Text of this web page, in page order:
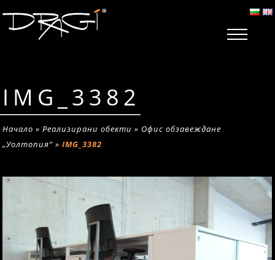
IMG_3382
Начало »Реализирани обекти » Офис обзавеждане
„Уолтопия“ »IMG_3382